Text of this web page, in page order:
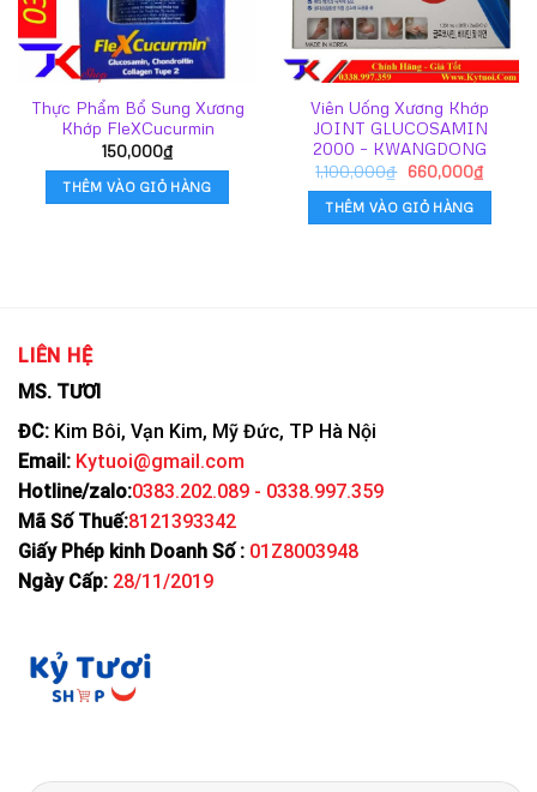
Thực Phẩm Bổ Sung Xương
Khớp FleXCucurmin
150,000₫
THÊM VÀO GIỎ HÀNG
Viên Uống Xương Khớp
JOINT GLUCOSAMIN
2000 – KWANGDONG
1,100,000₫ Giá
là:
1,100,000₫.
660,000₫Giá
hiện
THÊM VÀO GIỎ HÀNG
LIÊN HỆ
MS. TƯƠI
ĐC: Kim Bôi, Vạn Kim, Mỹ Đức, TP Hà Nội
Email: Kytuoi@gmail.com
Hotline/zalo:0383.202.089 - 0338.997.359
Mã Số Thuế:8121393342
Giấy Phép kinh Doanh Số : 01Z8003948
Ngày Cấp: 28/11/2019